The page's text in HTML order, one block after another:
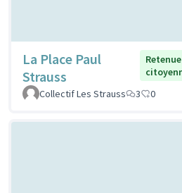
La Place Paul
Strauss
Collectif Les Strauss
3 0